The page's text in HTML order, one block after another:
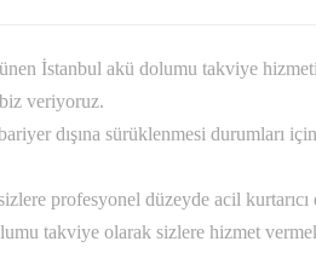
İstanbul akü dolumu takviye
veriyoruz.
dışına sürüklenmesi durumları
profesyonel düzeyde acil
takviye olarak sizlere hizmet